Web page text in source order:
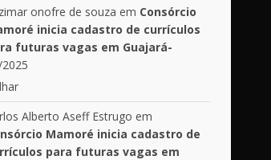
onofre de souza em Consórcio
inicia cadastro de currículos
futuras vagas em Guajará-
Alberto Aseff Estrugo em
Mamoré inicia cadastro de
para futuras vagas em